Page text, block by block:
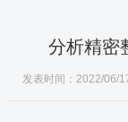
分析精密
发表时间：2022/06/